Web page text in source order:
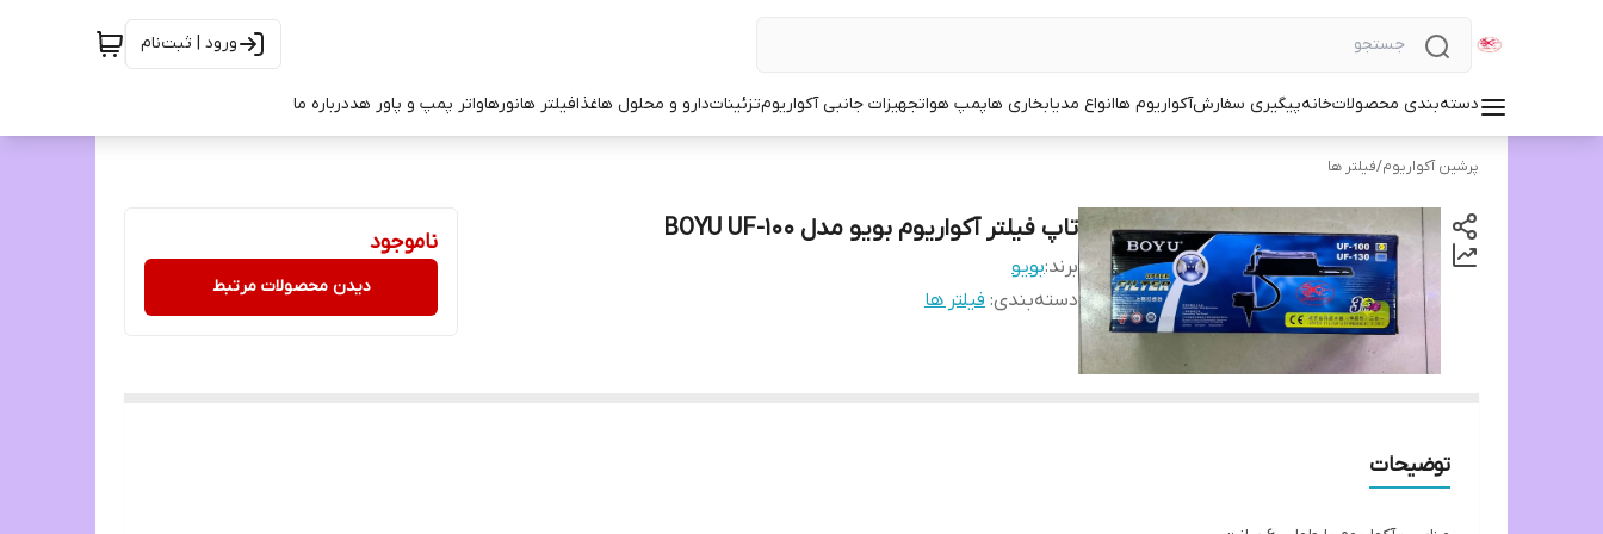
ورود | ثبت‌نام
دسته‌بندی محصولاتخانهپیگیری سفارشآکواریوم هاانواع مدیابخاری هاپمپ هواتجهیزات جانبی آکواریومتزئیناتدارو و محلول هاغذافیلتر هانورهاواتر پمپ و پاور هددرباره ما
پرشین آکواریوم/فیلتر ها
تاپ فیلتر آکواریوم بویو مدل BOYU UF-100
برند:بویو
دسته‌بندی: فیلتر ها
ناموجود
دیدن محصولات مرتبط
توضیحات